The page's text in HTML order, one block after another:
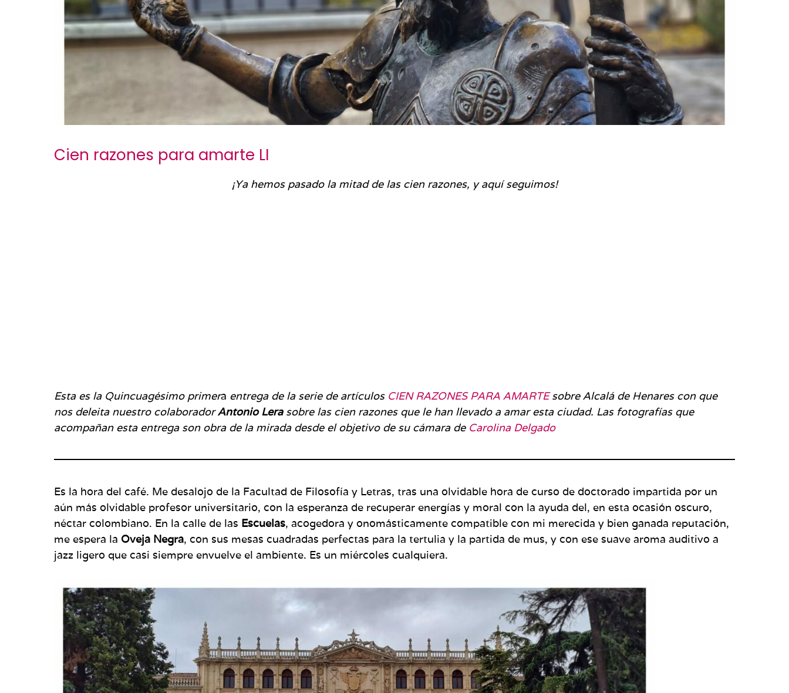
Cien razones para amarte LI
¡Ya hemos pasado la mitad de las cien razones, y aquí seguimos!
Esta es la Quincuagésimo primera entrega de la serie de artículos CIEN RAZONES PARA AMARTEsobre Alcalá de Henares con que
nos deleita nuestro colaboradorAntonio Lerasobre las cien razones que le han llevado a amar esta ciudad. Las fotografías que
acompañan esta entrega son obra de la mirada desde el objetivo de su cámara de Carolina Delgado
Es la hora del café. Me desalojo de la Facultad de Filosofía y Letras, tras una olvidable hora de curso de doctorado impartida por un
aún más olvidable profesor universitario, con la esperanza de recuperar energías y moral con la ayuda del, en esta ocasión oscuro,
néctar colombiano. En la calle de las Escuelas, acogedora y onomásticamente compatible con mi merecida y bien ganada reputación,
me espera la Oveja Negra, con sus mesas cuadradas perfectas para la tertulia y la partida de mus, y con ese suave aroma auditivo a
jazz ligero que casi siempre envuelve el ambiente. Es un miércoles cualquiera.